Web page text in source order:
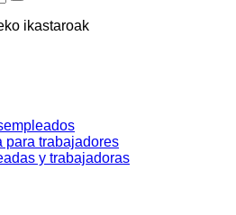
para trabajadores
y trabajadoras